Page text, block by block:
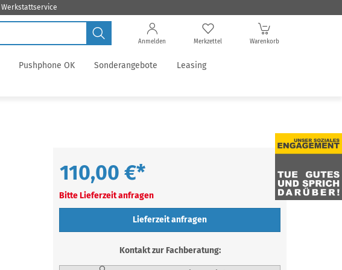
Werkstattservice
Anmelden Merkzettel Warenkorb
Pushphone OK Sonderangebote
Leasing
110,00 €*
Bitte Lieferzeit anfragen
Lieferzeit anfragen
Kontakt zur Fachberatung: